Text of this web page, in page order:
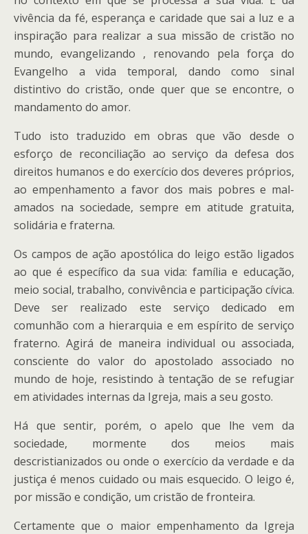
vivência da fé, esperança e caridade que sai a luz e a
inspiração para realizar a sua missão de cristão no
mundo, evangelizando , renovando pela força do
Evangelho a vida temporal, dando como sinal
distintivo do cristão, onde quer que se encontre, o
mandamento do amor.
Tudo isto traduzido em obras que vão desde o
esforço de reconciliação ao serviço da defesa dos
direitos humanos e do exercício dos deveres próprios,
ao empenhamento a favor dos mais pobres e mal-
amados na sociedade, sempre em atitude gratuita,
solidária e fraterna.
Os campos de ação apostólica do leigo estão ligados
ao que é específico da sua vida: família e educação,
meio social, trabalho, convivência e participação cívica.
Deve ser realizado este serviço dedicado em
comunhão com a hierarquia e em espírito de serviço
fraterno. Agirá de maneira individual ou associada,
consciente do valor do apostolado associado no
mundo de hoje, resistindo à tentação de se refugiar
em atividades internas da Igreja, mais a seu gosto.
Há que sentir, porém, o apelo que lhe vem da
sociedade, mormente dos meios mais
descristianizados ou onde o exercício da verdade e da
justiça é menos cuidado ou mais esquecido. O leigo é,
por missão e condição, um cristão de fronteira.
Certamente que o maior empenhamento da Igreja